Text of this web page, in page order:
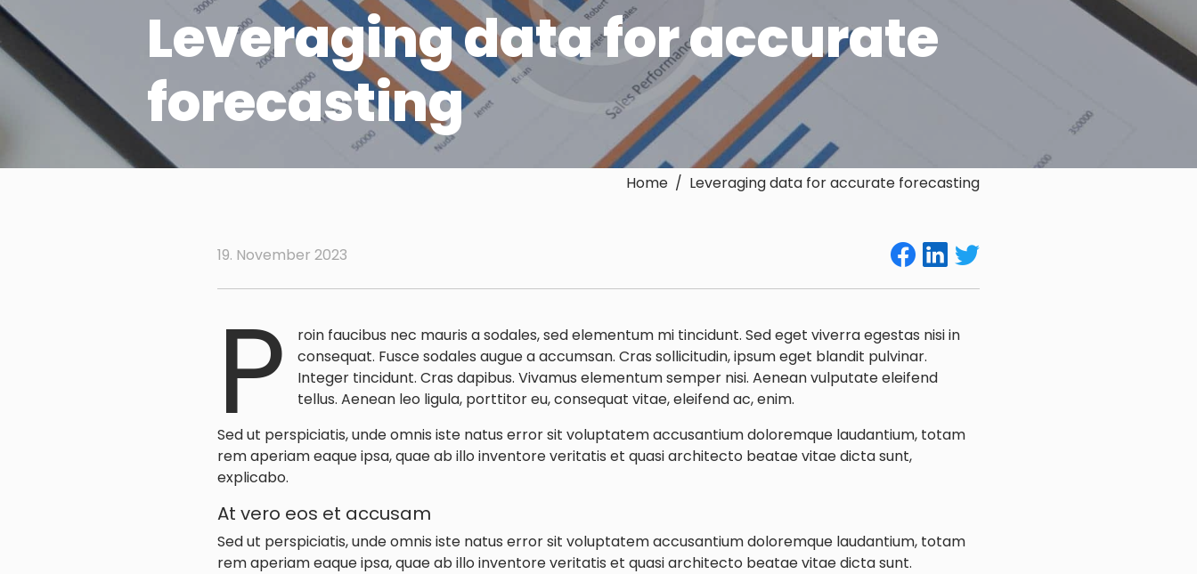
Leveraging data for accurate
forecasting
Home / Leveraging data for accurate forecasting
19. November 2023
P
roin faucibus nec mauris a sodales, sed elementum mi tincidunt. Sed eget viverra egestas nisi in
consequat. Fusce sodales augue a accumsan. Cras sollicitudin, ipsum eget blandit pulvinar.
Integer tincidunt. Cras dapibus. Vivamus elementum semper nisi. Aenean vulputate eleifend
tellus. Aenean leo ligula, porttitor eu, consequat vitae, eleifend ac, enim.
Sed ut perspiciatis, unde omnis iste natus error sit voluptatem accusantium doloremque laudantium, totam
rem aperiam eaque ipsa, quae ab illo inventore veritatis et quasi architecto beatae vitae dicta sunt,
explicabo.
At vero eos et accusam
Sed ut perspiciatis, unde omnis iste natus error sit voluptatem accusantium doloremque laudantium, totam
rem aperiam eaque ipsa, quae ab illo inventore veritatis et quasi architecto beatae vitae dicta sunt.